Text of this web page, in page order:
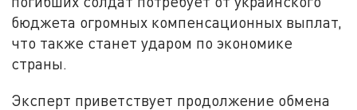
бюджета огромных компенсационных выплат,
что также станет ударом по экономике
страны.
Эксперт приветствует продолжение обмена